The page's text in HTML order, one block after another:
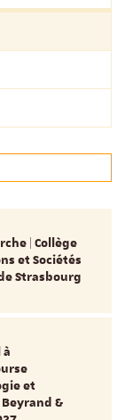
| Collège
et Sociétés
Strasbourg
et
&